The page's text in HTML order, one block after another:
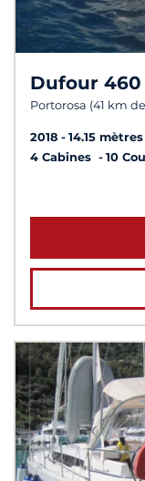
Dufour 460
Portorosa (41 km
2018
14.15 mètres
4 Cabines
10